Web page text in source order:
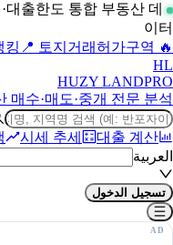
LIVE INTEL
대출한도 통합 부동산 데
이터
🔥 신고가 랭킹
📍 토지거래허가구역
HL
HUZY LANDPRO
매수·매도·중개 전문 분석
시세 추세
대출 계산
العربية
تسجيل الدخول